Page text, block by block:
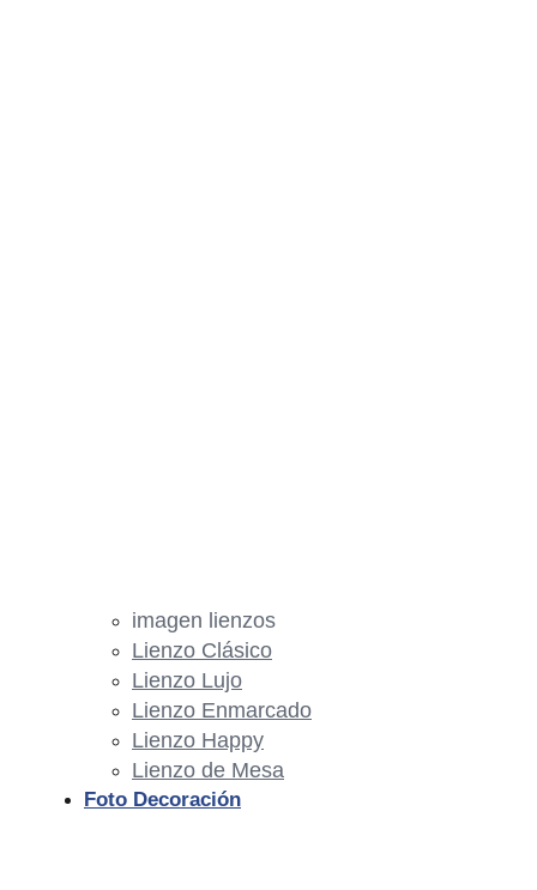
imagen lienzos
Lienzo Clásico
Lienzo Lujo
Lienzo Enmarcado
Lienzo Happy
Lienzo de Mesa
Foto Decoración